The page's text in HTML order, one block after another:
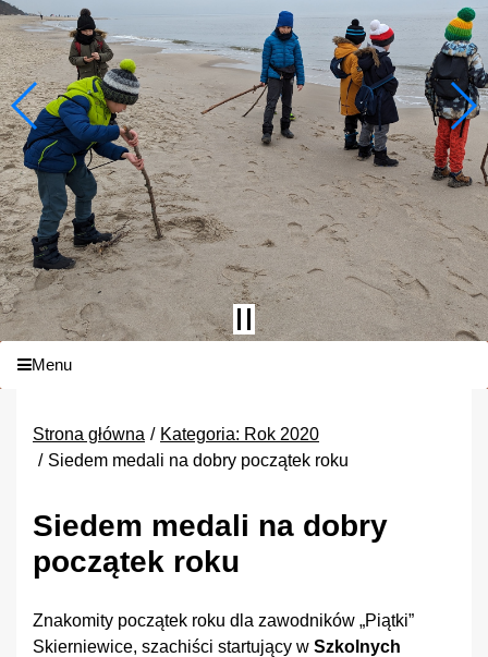
Menu
Strona główna
Kategoria: Rok 2020
Siedem medali na dobry początek roku
Siedem medali na dobry
początek roku
Znakomity początek roku dla zawodników „Piątki”
Skierniewice, szachiści startujący w Szkolnych